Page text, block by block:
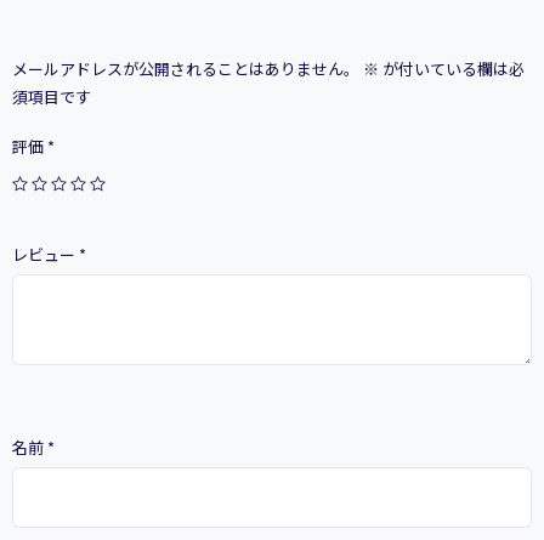
メールアドレスが公開されることはありません。 ※ が付いている欄は必
須項目です
評価 *
レビュー *
名前 *